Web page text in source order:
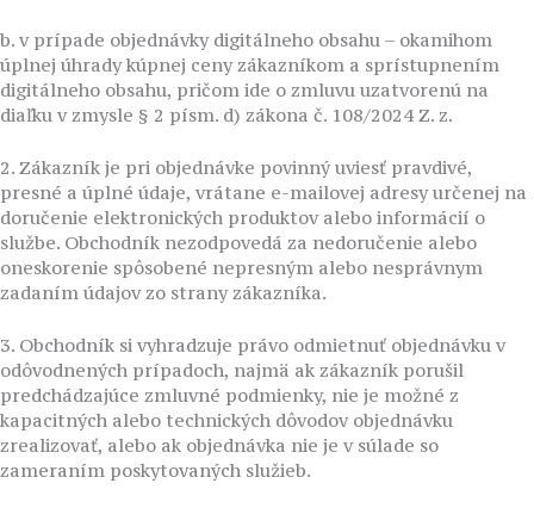
b. v prípade objednávky digitálneho obsahu – okamihom
úplnej úhrady kúpnej ceny zákazníkom a sprístupnením
digitálneho obsahu, pričom ide o zmluvu uzatvorenú na
diaľku v zmysle § 2 písm. d) zákona č. 108/2024 Z. z.
2. Zákazník je pri objednávke povinný uviesť pravdivé,
presné a úplné údaje, vrátane e-mailovej adresy určenej na
doručenie elektronických produktov alebo informácií o
službe. Obchodník nezodpovedá za nedoručenie alebo
oneskorenie spôsobené nepresným alebo nesprávnym
zadaním údajov zo strany zákazníka.
3. Obchodník si vyhradzuje právo odmietnuť objednávku v
odôvodnených prípadoch, najmä ak zákazník porušil
predchádzajúce zmluvné podmienky, nie je možné z
kapacitných alebo technických dôvodov objednávku
zrealizovať, alebo ak objednávka nie je v súlade so
zameraním poskytovaných služieb.